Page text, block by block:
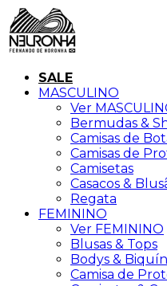
SALE
MASCULINO
Ver
Bermudas &
Camisas de
Camisas de
Camisetas
Casacos &
Regata
FEMININO
Ver FEMININO
Blusas & Tops
Bodys &
Camisa de